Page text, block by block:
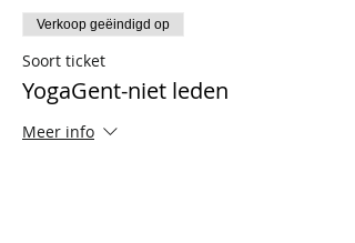
Verkoop geëindigd op
Soort ticket
YogaGent-niet leden
Meer info